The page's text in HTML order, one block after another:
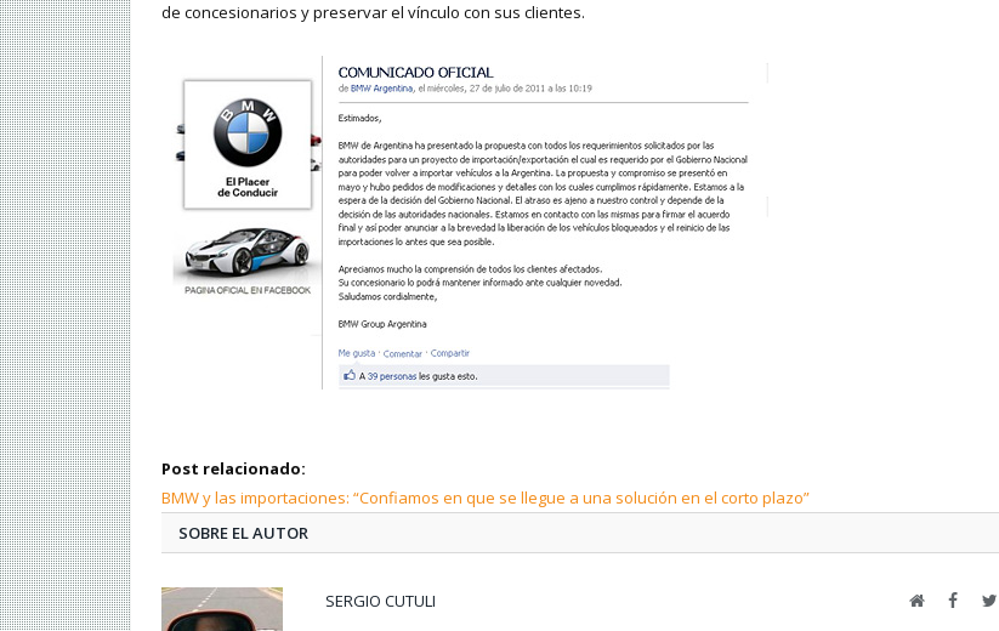
de concesionarios y preservar el vínculo con sus clientes.
Post relacionado:
BMW y las importaciones: “Confiamos en que se llegue a una solución en el corto plazo”
SOBRE EL AUTOR
SERGIO CUTULI Web